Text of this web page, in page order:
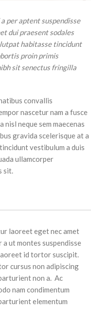
per aptent suspendisse
dui praesent sodales
habitasse tincidunt
proin primis
sit senectus fringilla
convallis
nascetur nam a fusce
neque sem maecenas
gravida scelerisque at a
vestibulum a duis
ullamcorper
sit.
laoreet eget nec amet
ut montes suspendisse
id tortor suscipit.
cursus non adipiscing
non a. Ac
nam condimentum
elementum